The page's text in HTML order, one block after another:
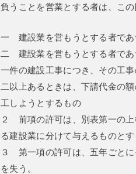
負うことを営業とする者は、この
一 建設業を営もうとする者であ
二 建設業を営もうとする者であ
一件の建設工事につき、その工
二以上あるときは、下請代金の
工しようとするもの
２ 前項の許可は、別表第一の
る建設業に分けて与えるものとす
３ 第一項の許可は、五年ごとに
を失う。